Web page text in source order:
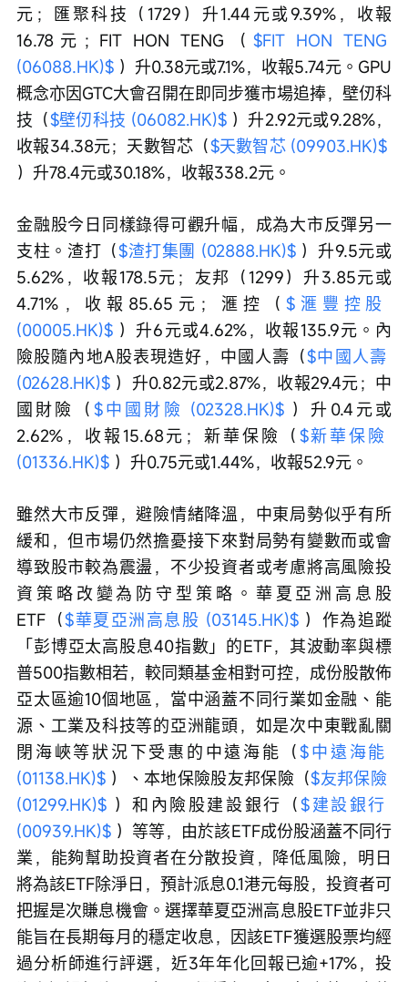
元；匯聚科技（1729）升1.44元或9.39%，收報
16.78元；FIT HON TENG（ $FIT HON TENG
(06088.HK)$ ）升0.38元或7.1%，收報5.74元。GPU
概念亦因GTC大會召開在即同步獲市場追捧，壁仞科
技（$壁仞科技 (06082.HK)$ ）升2.92元或9.28%，
收報34.38元；天數智芯（$天數智芯 (09903.HK)$
）升78.4元或30.18%，收報338.2元。
金融股今日同樣錄得可觀升幅，成為大市反彈另一
支柱。渣打（$渣打集團 (02888.HK)$ ）升9.5元或
5.62%，收報178.5元；友邦（1299）升3.85元或
4.71%，收報85.65元；滙控（$滙豐控股
(00005.HK)$ ）升6元或4.62%，收報135.9元。內
險股隨內地A股表現造好，中國人壽（$中國人壽
(02628.HK)$ ）升0.82元或2.87%，收報29.4元；中
國財險（ $中國財險 (02328.HK)$ ）升0.4元或
2.62%，收報15.68元；新華保險（ $新華保險
(01336.HK)$ ）升0.75元或1.44%，收報52.9元。
雖然大市反彈，避險情緒降溫，中東局勢似乎有所
緩和，但市場仍然擔憂接下來對局勢有變數而或會
導致股市較為震盪，不少投資者或考慮將高風險投
資策略改變為防守型策略。華夏亞洲高息股
ETF（$華夏亞洲高息股 (03145.HK)$ ）作為追蹤
「彭博亞太高股息40指數」的ETF，其波動率與標
普500指數相若，較同類基金相對可控，成份股散佈
亞太區逾10個地區，當中涵蓋不同行業如金融、能
源、工業及科技等的亞洲龍頭，如是次中東戰亂關
閉海峽等狀況下受惠的中遠海能（$中遠海能
(01138.HK)$ ）、本地保險股友邦保險（$友邦保險
(01299.HK)$ ）和內險股建設銀行（$建設銀行
(00939.HK)$ ）等等，由於該ETF成份股涵蓋不同行
業，能夠幫助投資者在分散投資，降低風險，明日
將為該ETF除淨日，預計派息0.1港元每股，投資者可
把握是次賺息機會。選擇華夏亞洲高息股ETF並非只
能旨在長期每月的穩定收息，因該ETF獲選股票均經
過分析師進行評選，近3年年化回報已逾+17%，投